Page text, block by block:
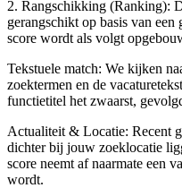
2. Rangschikking (Ranking):
gerangschikt op basis van een
score wordt als volgt
Tekstuele match: We kijken
zoektermen en de
functietitel het zwaarst,
Actualiteit & Locatie: Recent
dichter bij jouw zoeklocatie
score neemt af naarmate een
wordt.